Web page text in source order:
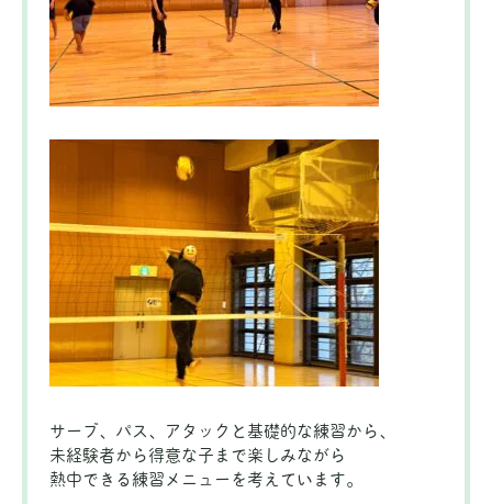
サーブ、パス、アタックと基礎的な練習から、
未経験者から得意な子まで楽しみながら
熱中できる練習メニューを考えています。